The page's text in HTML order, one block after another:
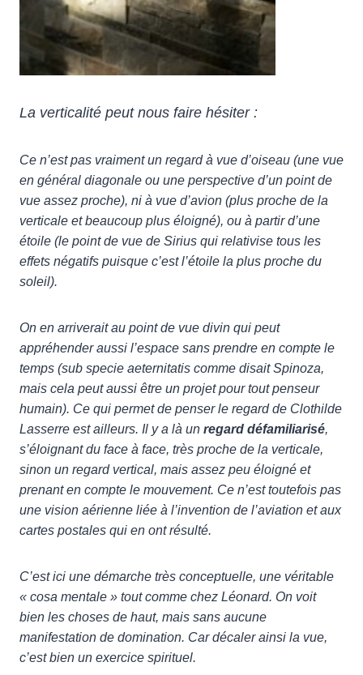
La verticalité peut nous faire hésiter :
Ce n’est pas vraiment un regard à vue d’oiseau (une vue
en général diagonale ou une perspective d’un point de
vue assez proche), ni à vue d’avion (plus proche de la
verticale et beaucoup plus éloigné), ou à partir d’une
étoile (le point de vue de Sirius qui relativise tous les
effets négatifs puisque c’est l’étoile la plus proche du
soleil).
On en arriverait au point de vue divin qui peut
appréhender aussi l’espace sans prendre en compte le
temps (sub specie aeternitatis comme disait Spinoza,
mais cela peut aussi être un projet pour tout penseur
humain). Ce qui permet de penser le regard de Clothilde
Lasserre est ailleurs. Il y a là un regard défamiliarisé,
s’éloignant du face à face, très proche de la verticale,
sinon un regard vertical, mais assez peu éloigné et
prenant en compte le mouvement. Ce n’est toutefois pas
une vision aérienne liée à l’invention de l’aviation et aux
cartes postales qui en ont résulté.
C’est ici une démarche très conceptuelle, une véritable
« cosa mentale » tout comme chez Léonard. On voit
bien les choses de haut, mais sans aucune
manifestation de domination. Car décaler ainsi la vue,
c’est bien un exercice spirituel.